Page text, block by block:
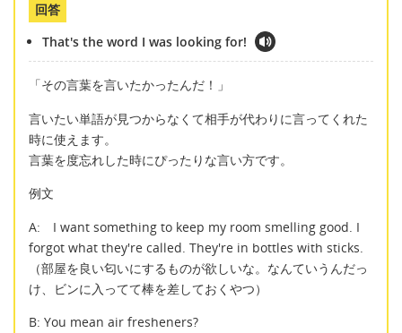
回答
That's the word I was looking for!
「その言葉を言いたかったんだ！」
言いたい単語が見つからなくて相手が代わりに言ってくれた
時に使えます。
言葉を度忘れした時にぴったりな言い方です。
例文
A: I want something to keep my room smelling good. I
forgot what they're called. They're in bottles with sticks.
（部屋を良い匂いにするものが欲しいな。なんていうんだっ
け、ビンに入ってて棒を差しておくやつ）
B: You mean air fresheners?